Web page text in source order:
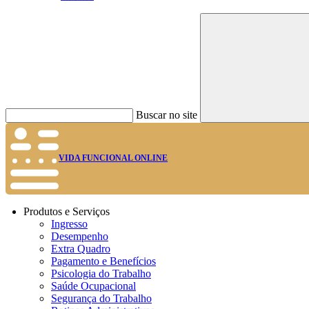
Buscar no site
VIDA FUNCIONAL ONLINE
Produtos e Serviços
Ingresso
Desempenho
Extra Quadro
Pagamento e Benefícios
Psicologia do Trabalho
Saúde Ocupacional
Segurança do Trabalho